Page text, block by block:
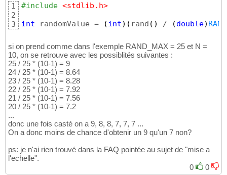
1
2
3
#include <stdlib.h>
int randomValue = (int) ( rand ( ) / (double)
si on prend comme dans l'exemple RAND_MAX = 25 et N =
10, on se retrouve avec les possiblités suivantes :
25 / 25 * (10-1) = 9
24 / 25 * (10-1) = 8.64
23 / 25 * (10-1) = 8.28
22 / 25 * (10-1) = 7.92
21 / 25 * (10-1) = 7.56
20 / 25 * (10-1) = 7.2
...
donc une fois casté on a 9, 8, 8, 7, 7, 7 ...
On a donc moins de chance d'obtenir un 9 qu'un 7 non?
ps: je n'ai rien trouvé dans la FAQ pointée au sujet de "mise a
l'echelle".
0
0